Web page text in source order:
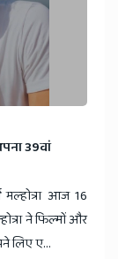
39वां
मल्होत्रा आज 16
ने फिल्मों और
लिए ए...